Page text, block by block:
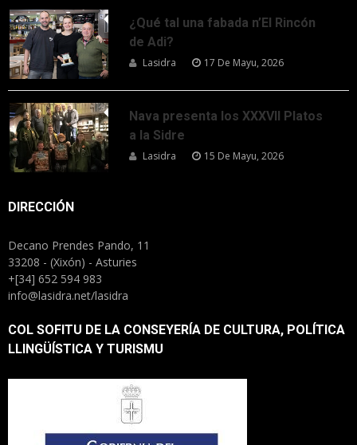
¿Qué tal una fabada n’El Rincón
de Adi?
Lasidra 17 De Mayu, 2026
Nava presenta los XXXVII Platos
a la Sidre
Lasidra 15 De Mayu, 2026
DIRECCIÓN
Decano Prendes Pando, 11
33208 - (Xixón) - Asturies
+[34] 652 594 983
info@lasidra.net/lasidra
COL SOFITU DE LA CONSEYERÍA DE CULTURA, POLÍTICA
LLINGÜÍSTICA Y TURISMU